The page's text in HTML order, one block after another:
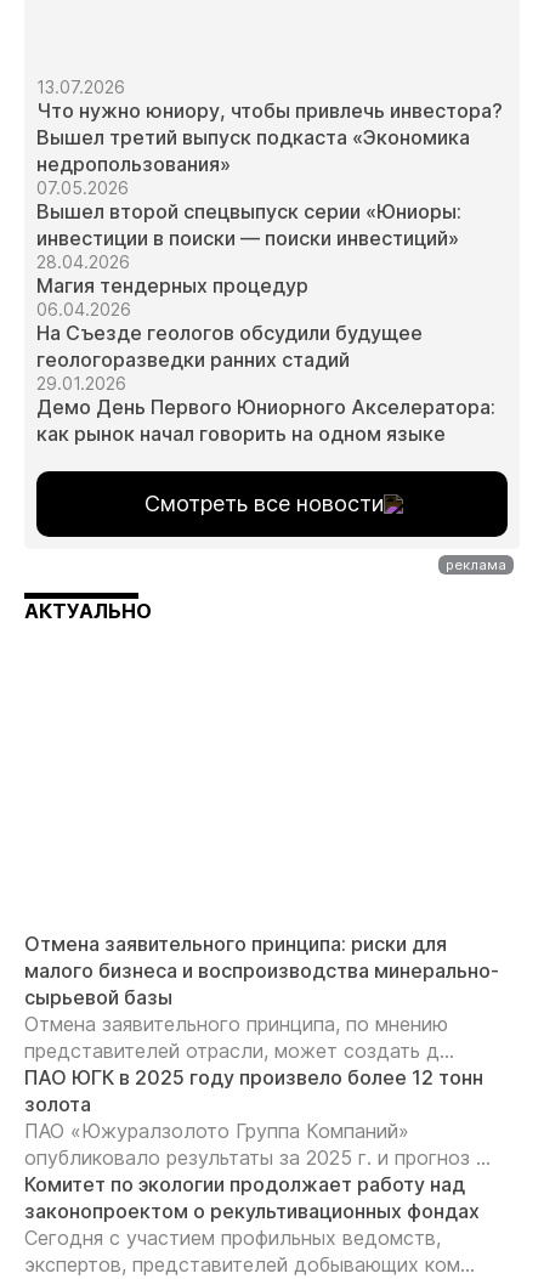
13.07.2026
Что нужно юниору, чтобы привлечь инвестора?
Вышел третий выпуск подкаста «Экономика
недропользования»
07.05.2026
Вышел второй спецвыпуск серии «Юниоры:
инвестиции в поиски — поиски инвестиций»
28.04.2026
Магия тендерных процедур
06.04.2026
На Съезде геологов обсудили будущее
геологоразведки ранних стадий
29.01.2026
Демо День Первого Юниорного Акселератора:
как рынок начал говорить на одном языке
Смотреть все новости
АКТУАЛЬНО
Отмена заявительного принципа: риски для
малого бизнеса и воспроизводства минерально-
сырьевой базы
Отмена заявительного принципа, по мнению
представителей отрасли, может создать д...
ПАО ЮГК в 2025 году произвело более 12 тонн
золота
ПАО «Южуралзолото Группа Компаний»
опубликовало результаты за 2025 г. и прогноз ...
Комитет по экологии продолжает работу над
законопроектом о рекультивационных фондах
Сегодня с участием профильных ведомств,
экспертов, представителей добывающих ком...